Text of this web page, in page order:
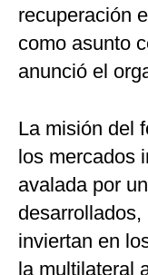
recuperación
como asunto
anunció el
La misión del
los mercados
avalada por
inviertan en
la multilateral